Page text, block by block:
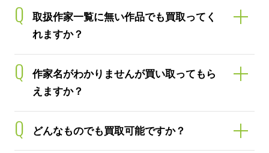
Q
取扱作家一覧に無い作品でも買取ってく
れますか？
Q
作家名がわかりませんが買い取ってもら
えますか？
Q どんなものでも買取可能ですか？